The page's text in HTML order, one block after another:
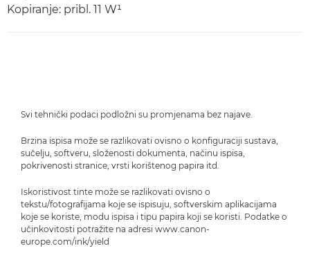
Kopiranje: pribl. 11 W¹
Svi tehnički podaci podložni su promjenama bez najave.
Brzina ispisa može se razlikovati ovisno o konfiguraciji sustava,
sučelju, softveru, složenosti dokumenta, načinu ispisa,
pokrivenosti stranice, vrsti korištenog papira itd.
Iskoristivost tinte može se razlikovati ovisno o
tekstu/fotografijama koje se ispisuju, softverskim aplikacijama
koje se koriste, modu ispisa i tipu papira koji se koristi. Podatke o
učinkovitosti potražite na adresi www.canon-
europe.com/ink/yield